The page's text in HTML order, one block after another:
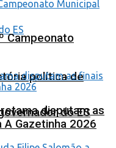
política de
do ES
Campeonato
disputam as
A Gazetinha 2026